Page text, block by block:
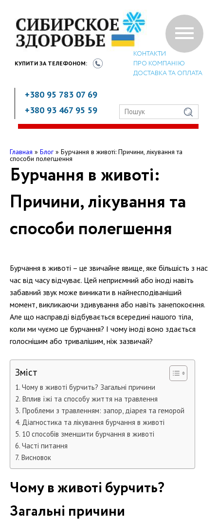
КУПИТИ ЗА ТЕЛЕФОНОМ:
+380 95 783 07 69
+380 93 467 95 59
КОНТАКТИ
ПРО КОМПАНІЮ
ДОСТАВКА ТА ОПЛАТА
Главная » Блог » Бурчання в животі: Причини, лікування та
способи полегшення
Бурчання в животі:
Причини, лікування та
способи полегшення
Бурчання в животі – це звичайне явище, яке більшість з нас
час від часу відчуває. Цей неприємний або іноді навіть
забавний звук може виникати в найнесподіваніший
момент, викликаючи здивування або навіть занепокоєння.
Але що насправді відбувається всередині нашого тіла,
коли ми чуємо це бурчання? І чому іноді воно здається
голоснішим або тривалішим, ніж зазвичай?
Зміст
Чому в животі бурчить? Загальні причини
Вплив їжі та способу життя на травлення
Проблеми з травленням: запор, діарея та геморой
Діагностика та лікування бурчання в животі
10 способів зменшити бурчання в животі
Часті питання
Висновок
Чому в животі бурчить?
Загальні причини